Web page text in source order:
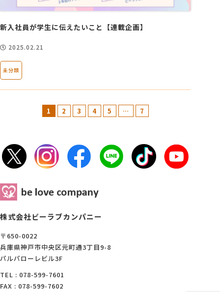
新入社員が学生に伝えたいこと【連載企画】
2025.02.21
未分類
1 2 3 4 5 … 7
株式会社ビーラブカンパニー
〒650-0022
兵庫県神戸市中央区元町通3丁目9-8
パルパローレビル3F
TEL : 078-599-7601
FAX : 078-599-7602